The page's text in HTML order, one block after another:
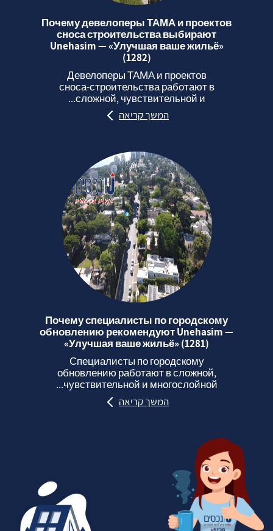
Почему девелоперы ТАМА и проектов
сноса строительства выбирают
Unehasim — «Улучшая ваше жильё»
(1282)
Девелоперы ТАМА и проектов
сноса‑строительства работают в
сложной, чувствительной и...
המשך קריאה
Почему специалисты по городскому
обновлению рекомендуют Unehasim —
«Улучшая ваше жильё» (1281)
Специалисты по городскому
обновлению работают в сложной,
чувствительной и многослойной...
המשך קריאה